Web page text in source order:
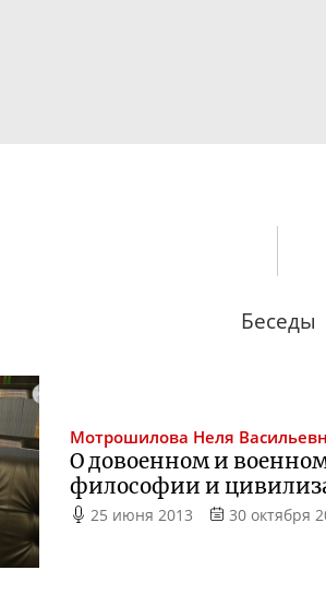
Беседы
Мотрошилова Неля
О довоенном и военном
философии и
25 июня 2013 30 октября